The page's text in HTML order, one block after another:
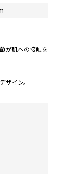
が肌への接触を
ザイン。